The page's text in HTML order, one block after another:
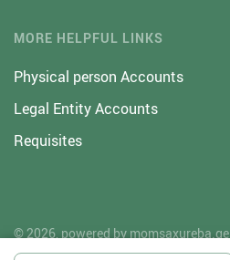
MORE HELPFUL LINKS
Physical person Accounts
Legal Entity Accounts
Requisites
© 2026, powered by momsaxureba.ge